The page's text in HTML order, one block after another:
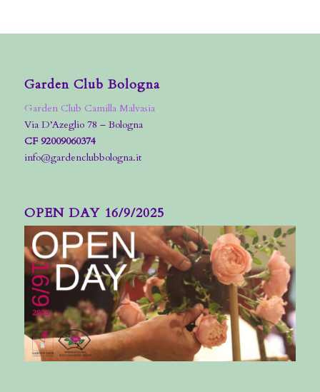
Garden Club Bologna
Garden Club Camilla Malvasia
Via D’Azeglio 78 – Bologna
CF 92009060374
info@gardenclubbologna.it
OPEN DAY 16/9/2025